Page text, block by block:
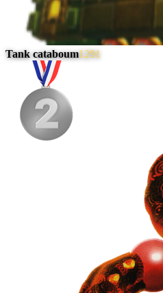
Tank cataboum1291